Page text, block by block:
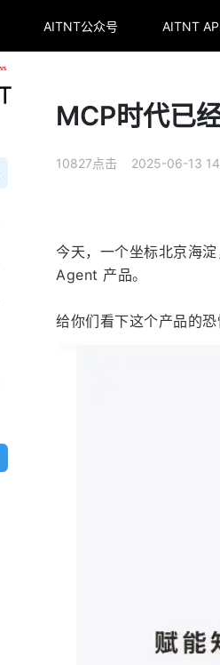
AITNT公众号 AITNT
MCP时代已
10827点击 2025-06-13
今天，一个坐标北京海
Agent 产品。
给你们看下这个产品的